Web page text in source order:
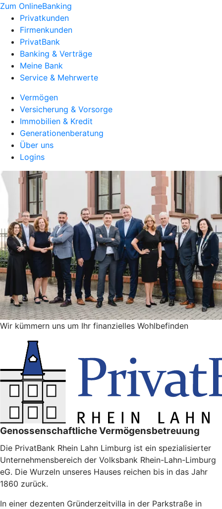
Zum OnlineBanking
Privatkunden
Firmenkunden
PrivatBank
Banking & Verträge
Meine Bank
Service & Mehrwerte
Vermögen
Versicherung & Vorsorge
Immobilien & Kredit
Generationenberatung
Über uns
Logins
Wir kümmern uns um Ihr finanzielles Wohlbefinden
Genossenschaftliche Vermögensbetreuung
Die PrivatBank Rhein Lahn Limburg ist ein spezialisierter
Unternehmensbereich der Volksbank Rhein-Lahn-Limburg
eG. Die Wurzeln unseres Hauses reichen bis in das Jahr
1860 zurück.
In einer dezenten Gründerzeitvilla in der Parkstraße in